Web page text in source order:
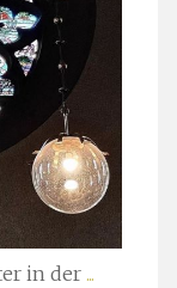
in der ...